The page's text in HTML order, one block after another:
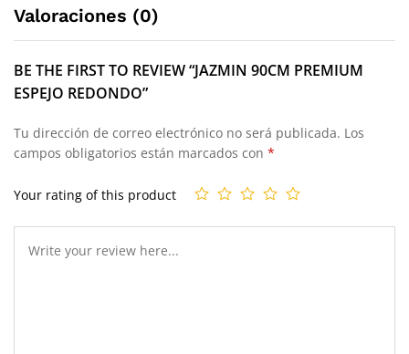
Valoraciones (0)
BE THE FIRST TO REVIEW “JAZMIN 90CM PREMIUM
ESPEJO REDONDO”
Tu dirección de correo electrónico no será publicada. Los
campos obligatorios están marcados con *
Your rating of this product